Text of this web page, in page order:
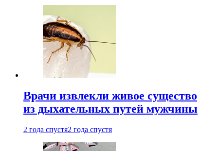
Врачи извлекли живое существо
из дыхательных путей мужчины
2 года спустя2 года спустя